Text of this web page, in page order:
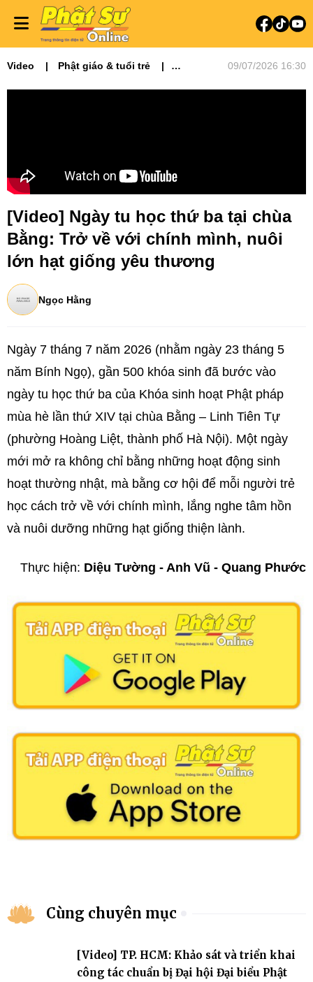
Video
Phật giáo & tuổi trẻ
09/07/2026 16:30
[Video] Ngày tu học thứ ba tại chùa
Bằng: Trở về với chính mình, nuôi
lớn hạt giống yêu thương
Ngọc Hằng
Ngày 7 tháng 7 năm 2026 (nhằm ngày 23 tháng 5
năm Bính Ngọ), gần 500 khóa sinh đã bước vào
ngày tu học thứ ba của Khóa sinh hoạt Phật pháp
mùa hè lần thứ XIV tại chùa Bằng – Linh Tiên Tự
(phường Hoàng Liệt, thành phố Hà Nội). Một ngày
mới mở ra không chỉ bằng những hoạt động sinh
hoạt thường nhật, mà bằng cơ hội để mỗi người trẻ
học cách trở về với chính mình, lắng nghe tâm hồn
và nuôi dưỡng những hạt giống thiện lành.
Thực hiện: Diệu Tường - Anh Vũ - Quang Phước
Cùng chuyên mục
[Video] TP. HCM: Khảo sát và triển khai
công tác chuẩn bị Đại hội Đại biểu Phật